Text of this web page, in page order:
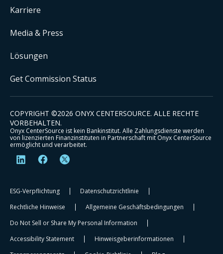
Karriere
Media & Press
Lösungen
Get Commission Status
COPYRIGHT ©2026 ONYX CENTERSOURCE. ALLE RECHTE
VORBEHALTEN.
Onyx CenterSource ist kein Bankinstitut. Alle Zahlungsdienste werden
von lizenzierten Finanzinstituten in Partnerschaft mit Onyx CenterSource
ermöglicht und verarbeitet.
ESG-Verpflichtung
Datenschutzrichtlinie
Rechtliche Hinweise
Allgemeine Geschäftsbedingungen
Do Not Sell or Share My Personal Information
Accessibility Statement
Hinweisgeberinformationen